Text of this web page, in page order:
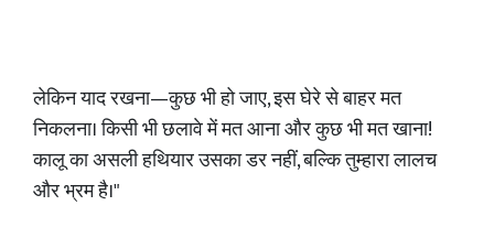
लेकिन याद रखना—कुछ भी हो जाए, इस घेरे से बाहर मत
निकलना। किसी भी छलावे में मत आना और कुछ भी मत खाना!
कालू का असली हथियार उसका डर नहीं, बल्कि तुम्हारा लालच
और भ्रम है।"